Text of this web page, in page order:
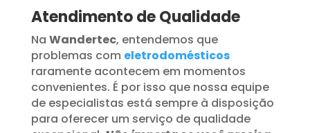
Atendimento de Qualidade
Na Wandertec, entendemos que
problemas com eletrodomésticos
raramente acontecem em momentos
convenientes. É por isso que nossa equipe
de especialistas está sempre à disposição
para oferecer um serviço de qualidade